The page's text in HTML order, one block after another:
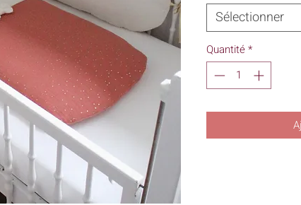
Sélectionner
Quantité*